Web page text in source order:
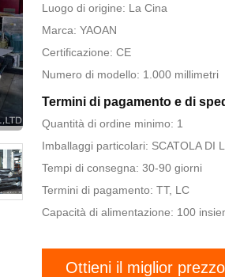
Luogo di origine: La Cina
Marca: YAOAN
Certificazione: CE
Numero di modello: 1.000 millimetri
Termini di pagamento e di
Quantità di ordine minimo: 1
Imballaggi particolari: SCATOLA DI
Tempi di consegna: 30-90 giorni
Termini di pagamento: TT, LC
Capacità di alimentazione: 100
Ottieni il miglior prezzo